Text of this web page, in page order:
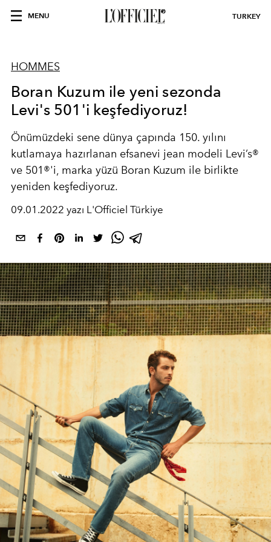
MENU TURKEY
HOMMES
Boran Kuzum ile yeni sezonda
Levi's 501'i keşfediyoruz!
Önümüzdeki sene dünya çapında 150. yılını
kutlamaya hazırlanan efsanevi jean modeli Levi’s®
ve 501®'i, marka yüzü Boran Kuzum ile birlikte
yeniden keşfediyoruz.
09.01.2022 yazı L'Officiel Türkiye